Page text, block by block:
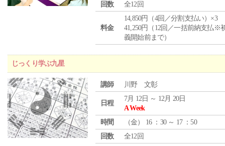
回数
全12回
料金
14,850円（4回／分割支払い）×3
41,250円（12回／一括前納支払※
義開始前まで）
じっくり学ぶ九星
講師 川野 文彰
日程
7月 12日 ～ 12月 20日
A Week
時間
（金） 16 ：30 ～ 17 ：50
回数
全12回